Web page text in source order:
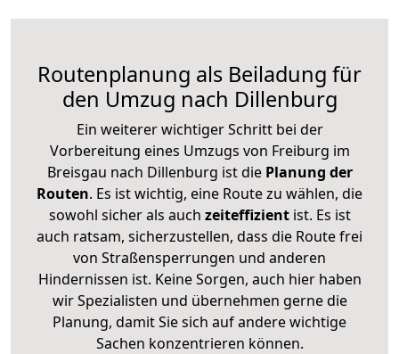
Routenplanung als Beiladung für
den Umzug nach Dillenburg
Ein weiterer wichtiger Schritt bei der
Vorbereitung eines Umzugs von Freiburg im
Breisgau nach Dillenburg ist diePlanung der
Routen. Es ist wichtig, eine Route zu wählen, die
sowohl sicher als auch zeiteffizientist. Es ist
auch ratsam, sicherzustellen, dass die Route frei
von Straßensperrungen und anderen
Hindernissen ist. Keine Sorgen, auch hier haben
wir Spezialisten und übernehmen gerne die
Planung, damit Sie sich auf andere wichtige
Sachen konzentrieren können.